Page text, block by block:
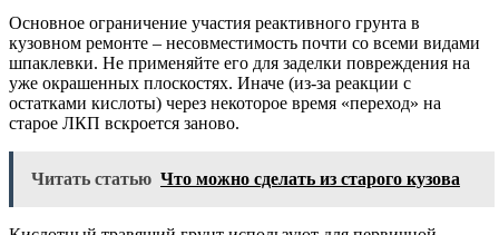
Основное ограничение участия реактивного грунта в
кузовном ремонте – несовместимость почти со всеми видами
шпаклевки. Не применяйте его для заделки повреждения на
уже окрашенных плоскостях. Иначе (из-за реакции с
остатками кислоты) через некоторое время «переход» на
старое ЛКП вскроется заново.
Читать статью Что можно сделать из старого кузова